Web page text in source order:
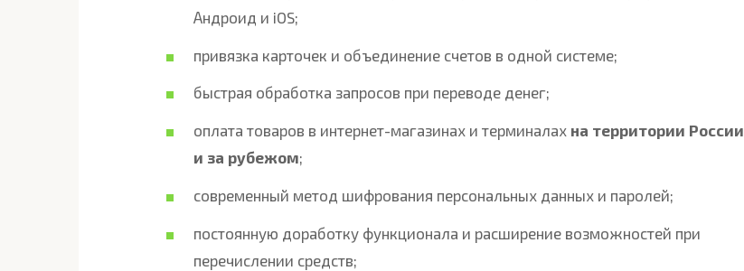
Андроид и iOS;
привязка карточек и объединение счетов в одной системе;
быстрая обработка запросов при переводе денег;
оплата товаров в интернет-магазинах и терминалах на территории России
и за рубежом;
современный метод шифрования персональных данных и паролей;
постоянную доработку функционала и расширение возможностей при
перечислении средств;